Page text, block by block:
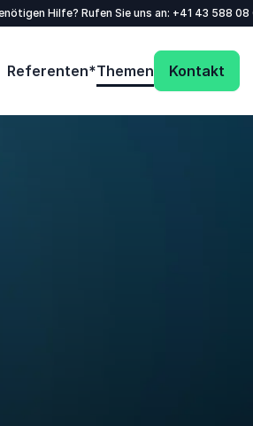
Hilfe? Rufen Sie uns an: +41 43 588 08
Referenten*Themen Kontakt